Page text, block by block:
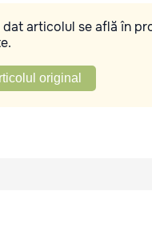
dat articolul se află în
original